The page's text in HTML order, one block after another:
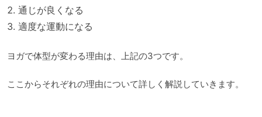
通じが良くなる
適度な運動になる
ヨガで体型が変わる理由は、上記の3つです。
ここからそれぞれの理由について詳しく解説していきます。